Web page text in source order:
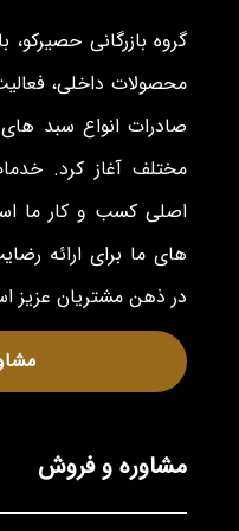
گروه بازرگانی
محصولات داخلی،
صادرات انواع سبد
مختلف آغاز کرد.
اصلی کسب و کار ما
های ما برای ارائه
در ذهن مشتریان عزیز
مشاوره و فروش